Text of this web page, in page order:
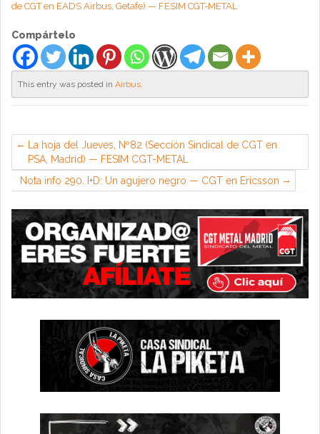
de CGT en EADS Airbus, Getafe) — FESIM CGT-METAL
Compártelo
This entry was posted in Airbus.
La hoja del Jueves, Nº82 (Sección Sindical de CGT en
PSA, Madrid) — FESIM CGT-METAL
Nota info 290. I+D: Un agujero negro — CGT en Ericsson